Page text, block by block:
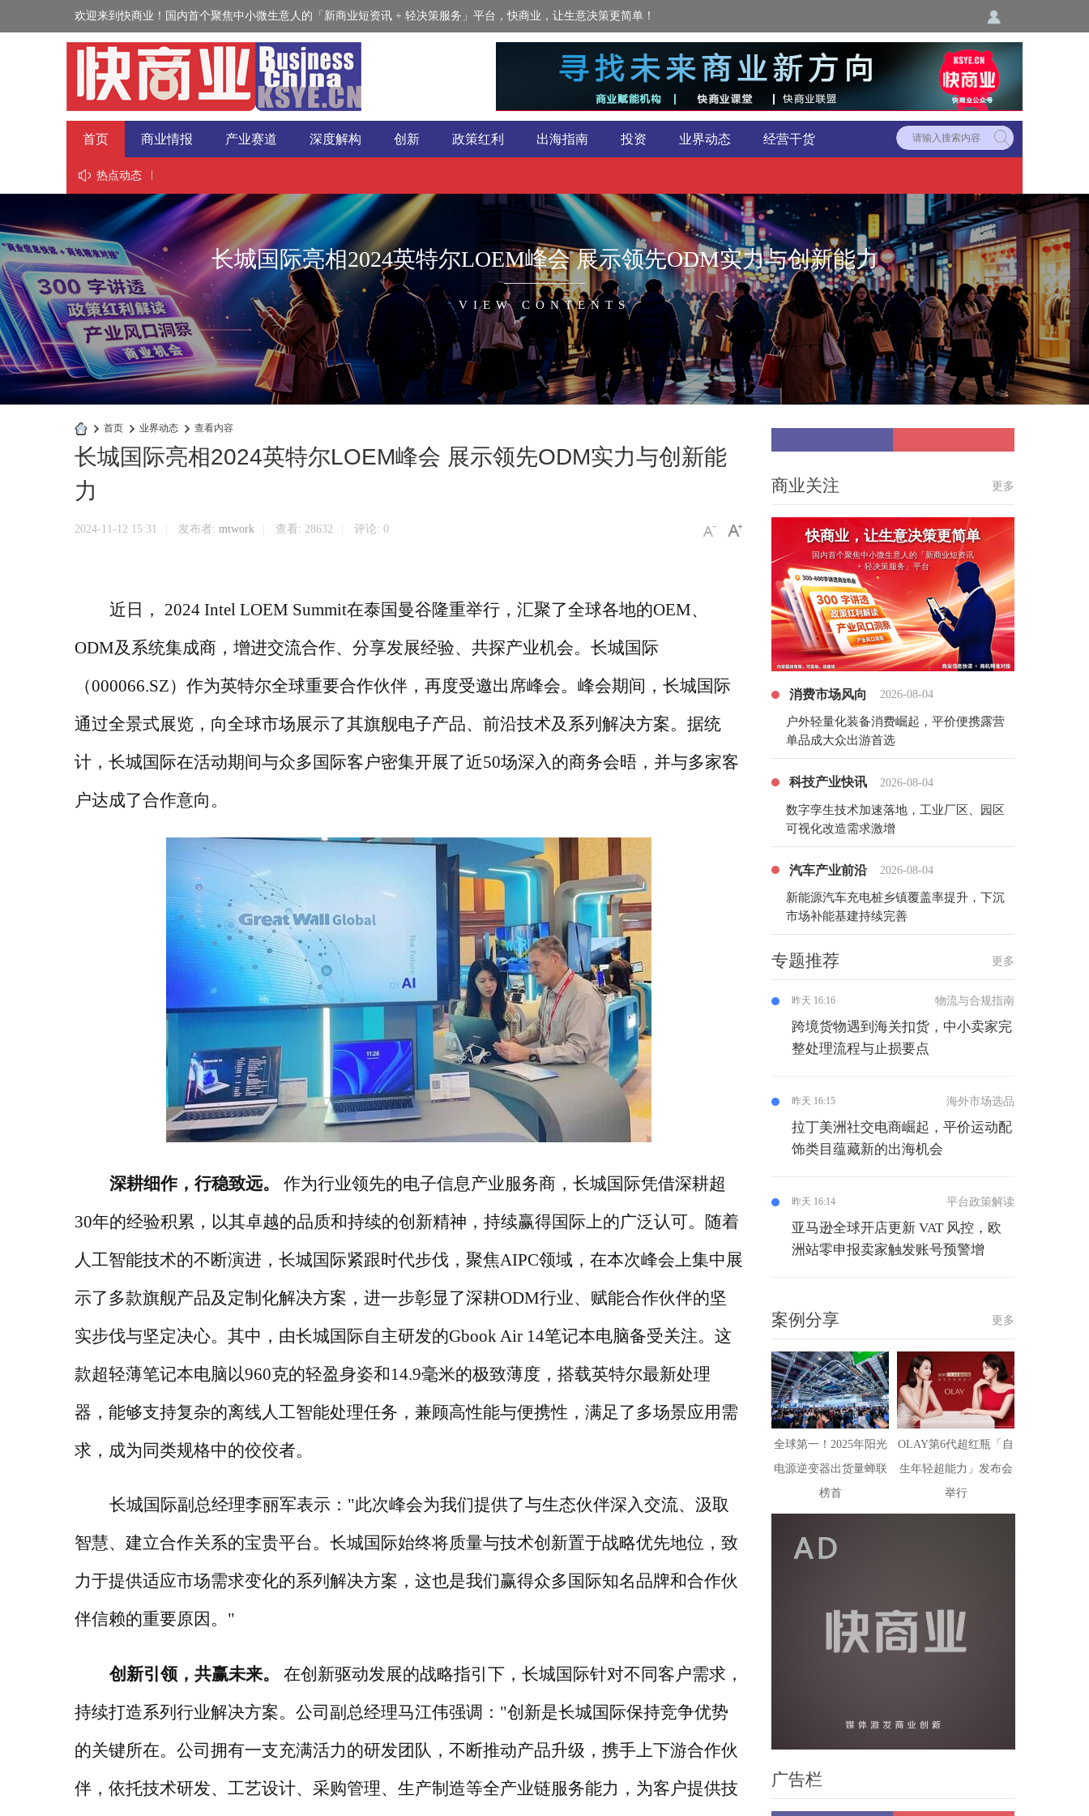
欢迎来到快商业！国内首个聚焦中小微生意人的「新商业短资讯 + 轻决策服务」平台，快商业，让生意决策更简单！
首页 商业情报 产业赛道 深度解构 创新 政策红利 出海指南 投资 业界动态 经营干货
视野热点动态
长城国际亮相2024英特尔LOEM峰会 展示领先ODM实力与创新能力
VIEW CONTENTS
快
业
官
› 首页 › 业界动态 › 查看内容
长城国际亮相2024英特尔LOEM峰会 展示领先ODM实力与创新能
力
2024-11-12 15:31 发布者: mtwork 查看: 28632 评论: 0
近日，
2024 Intel LOEM Summit在泰国曼谷隆重举行，汇聚了全球各地的OEM、
ODM及系统集成商，增进交流合作、分享发展经验、共探产业机会。长城国际
（000066.SZ）作为英特尔全球重要合作伙伴，再度受邀出席峰会。峰会期间，长城国际
通过全景式展览，向全球市场展示了其旗舰电子产品、前沿技术及系列解决方案。据统
计，长城国际在活动期间与众多国际客户密集开展了近50场深入的商务会晤，并与多家客
户达成了合作意向。
深耕细作，行稳致远。
作为行业领先的电子信息产业服务商，长城国际凭借深耕超
30年的经验积累，以其卓越的品质和持续的创新精神，持续赢得国际上的广泛认可。随着
人工智能技术的不断演进，长城国际紧跟时代步伐，聚焦AIPC领域，在本次峰会上集中展
示了多款旗舰产品及定制化解决方案，进一步彰显了深耕ODM行业、赋能合作伙伴的坚
实步伐与坚定决心。其中，由长城国际自主研发的Gbook Air 14笔记本电脑备受关注。这
款超轻薄笔记本电脑以960克的轻盈身姿和14.9毫米的极致薄度，搭载英特尔最新处理
器，能够支持复杂的离线人工智能处理任务，兼顾高性能与便携性，满足了多场景应用需
求，成为同类规格中的佼佼者。
长城国际副总经理李丽军表示： "此次峰会为我们提供了与生态伙伴深入交流、汲取
智慧、建立合作关系的宝贵平台。长城国际始终将质量与技术创新置于战略优先地位，致
力于提供适应市场需求变化的系列解决方案，这也是我们赢得众多国际知名品牌和合作伙
伴信赖的重要原因。"
创新引领，共赢未来。
在创新驱动发展的战略指引下，长城国际针对不同客户需求，
持续打造系列行业解决方案。公司副总经理马江伟强调： "创新是长城国际保持竞争优势
的关键所在。公司拥有一支充满活力的研发团队，不断推动产品升级，携手上下游合作伙
伴，依托技术研发、工艺设计、采购管理、生产制造等全产业链服务能力，为客户提供技
商业关注 更多
快商业，让生意决策更简单
国内首个聚焦中小微生意人的「新商业短资讯
+ 轻决策服务」平台
消费市场风向 2026-08-04
户外轻量化装备消费崛起，平价便携露营
单品成大众出游首选
科技产业快讯 2026-08-04
数字孪生技术加速落地，工业厂区、园区
可视化改造需求激增
汽车产业前沿 2026-08-04
新能源汽车充电桩乡镇覆盖率提升，下沉
市场补能基建持续完善
专题推荐 更多
昨天 16:16 物流与合规指南
跨境货物遇到海关扣货，中小卖家完
整处理流程与止损要点
昨天 16:15 海外市场选品
拉丁美洲社交电商崛起，平价运动配
饰类目蕴藏新的出海机会
昨天 16:14 平台政策解读
亚马逊全球开店更新 VAT 风控，欧
洲站零申报卖家触发账号预警增
案例分享 更多
全球第一！2025年阳光
电源逆变器出货量蝉联
榜首
OLAY第6代超红瓶「自
生年轻超能力」发布会
举行
广告栏